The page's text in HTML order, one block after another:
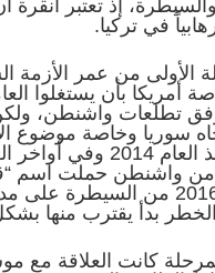
إذ تعتبر
في تركيا.
الأولى من عمر الأزمة
أمريكا بأن يستغلوا
وفق تطلعات واشنطن،
سوريا وخاصة موضوع
واشنطن حملت اسم
في العام 2016 من
الخطر بدأ يقترب منها
كانت العلاقة مع